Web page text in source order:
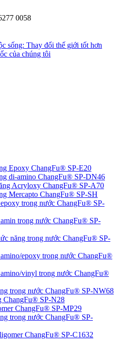
0058
sống: Thay đổi thế giới tốt hơn
của chúng tôi
Epoxy ChangFu® SP-E20
di-amino ChangFu® SP-DN46
Acryloxy ChangFu® SP-A70
Mercapto ChangFu® SP-SH
trong nước ChangFu® SP-
trong nước ChangFu® SP-
năng trong nước ChangFu® SP-
epoxy trong nước ChangFu®
vinyl trong nước ChangFu®
trong nước ChangFu® SP-NW68
ChangFu® SP-N28
ChangFu® SP-MP29
trong nước ChangFu® SP-
ChangFu® SP-C1632